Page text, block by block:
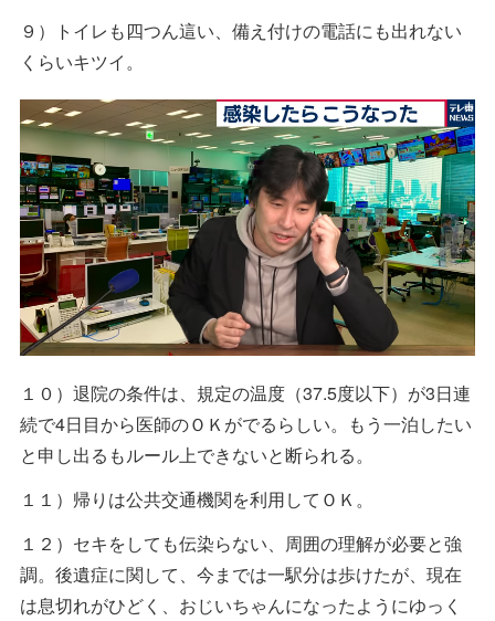
９）トイレも四つん這い、備え付けの電話にも出れない
くらいキツイ。
１０）退院の条件は、規定の温度（37.5度以下）が3日連
続で4日目から医師のＯＫがでるらしい。もう一泊したい
と申し出るもルール上できないと断られる。
１１）帰りは公共交通機関を利用してＯＫ。
１２）セキをしても伝染らない、周囲の理解が必要と強
調。後遺症に関して、今までは一駅分は歩けたが、現在
は息切れがひどく、おじいちゃんになったようにゆっく